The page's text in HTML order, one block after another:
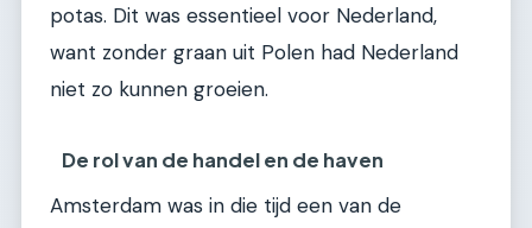
potas. Dit was essentieel voor Nederland,
want zonder graan uit Polen had Nederland
niet zo kunnen groeien.
De rol van de handel en de haven
Amsterdam was in die tijd een van de